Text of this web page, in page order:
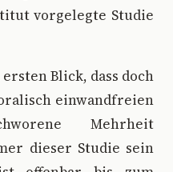
vorgelegte Studie
Blick, dass doch
einwandfreien
Mehrheit
dieser Studie sein